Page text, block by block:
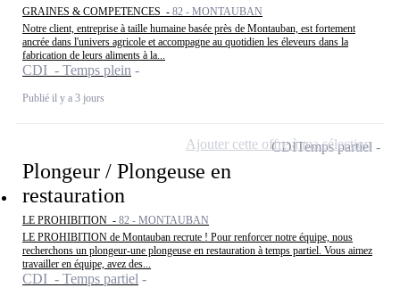
GRAINES & COMPETENCES - 82 - MONTAUBAN
Notre client, entreprise à taille humaine basée près de Montauban, est fortement
ancrée dans l'univers agricole et accompagne au quotidien les éleveurs dans la
fabrication de leurs aliments à la...
CDI - Temps plein
Publié il y a 3 jours
Plongeur / Plongeuse en
restauration
LE PROHIBITION - 82 - MONTAUBAN
LE PROHIBITION de Montauban recrute ! Pour renforcer notre équipe, nous
recherchons un plongeur-une plongeuse en restauration à temps partiel. Vous aimez
travailler en équipe, avez des...
CDI - Temps partiel
CDITemps partiel
Ajouter cette offre à ma sélection